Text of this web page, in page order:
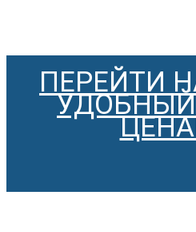
ПЕРЕЙТИ